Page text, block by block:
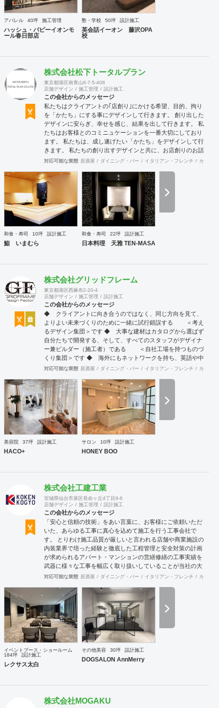
アパレル 40坪 施工管理
ハッシュ・パピーイオンモ
ール春日部店
塾・学校 50坪 設計施工
英会話イーオン 藤沢OPA
校
株式会社松下トータルプラン
東京都港区南青山6-7-5-408
店舗デザイン
施工管理 設計施工
この会社からのメッセージ
私たちはクライアントの｢店創り｣にかける希望、目的、拘り
を「かたち」にする事にデザインして行きます。 創り出した
デザインに安らぎ、幸せを感じ、結果を出して行きます。 私
たちはお客様とのコミニュケーションを一番大切にしており
ます。 私たちは、成し遂げたい「かたち」をデザインして行
きます。 私たちの創り出すデザインと共に、お店創りのお話
をしましょう。 お客様への「おもてなし」を提案します。
ュランの星を4軒修得しております。
対応可能な業態 居酒屋 ダイニング・バー イタリアン・フレンチ カフェ
和食・寿司 10坪 設計施工
鮨 いまむら
和食・寿司 22坪 設計施工
日本料理 天雅 TEN-MASA
株式会社グリッドフレーム
東京都港区西麻布2-20-4
店舗デザイン
施工管理 設計施工
この会社からのメッセージ
◆ クライアントに向き合うのではなく、同じ方向を見て、
よりよい未来づくりのために一緒に試行錯誤する ＜考え
るデザイン集団＞です ◆ 大事な建材はカタログから選ばず
自分たちで開発する、そして、すべてのスタッフがデザイナ
ー兼ビルダー（施工者）である ＜自社工場を持つものづ
くり集団＞です ◆ 海外にもネットワークを持ち、英語や中
国語に堪能なスタッフたちが、海外から国内への出店をスム
工案件、設計＋造作物の案件、施工案件、造作物制作など、
多様な請負形態が可能です。工場では金属を中心にさまざま
な素材を用いた制作が可能で、例えば通常デザイン性とは無
縁な特定防火設備（鉄扉）などにも高いデザイン性を施すこ
とも可能です。 GRIDFRAME とりかえのきかない空間
https://gridframe.co.jp/ Synes(シネス) 霧のようなやわらか
込む空間 https://sotochiku.com/
対応可能な業態 居酒屋 ダイニング・バー イタリアン・フレンチ カフェ
美容院 37坪 設計施工
HACO+
サロン 10坪 設計施工
HONEY BOO
株式会社工建工業
宮城県仙台市泉区長命ヶ丘4丁目9-6
店舗デザイン
施工管理 設計施工
この会社からのメッセージ
「安心と信頼の技術」をあい言葉に、お客様にご依頼いただ
いた、あらゆる工事に真心を込めて施工を行う工事会社で
す。 とりわけ施工品質が厳しいと言われる店舗や商業施設の
内装業界で培った経験と徹底した工程管理と安全対策の計画
が求められるアパート・マンションの営繕修繕の工事実績を
武器に様々な工事を幅広く取り扱いしていることが当社の大
きな特徴です。
対応可能な業態 居酒屋 ダイニング・バー イタリアン・フレンチ カフェ
イベントブース・ショールーム
184坪
設計施工
レクサス太白
その他美容 30坪 設計施工
DOGSALON AnnMerry
株式会社MOGAKU